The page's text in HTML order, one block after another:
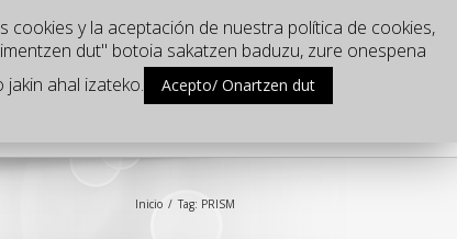
Inicio Tag: PRISM
y la aceptación de nuestra política de cookies,
dut" botoia sakatzen baduzu, zure onespena
ahal izateko.
Acepto/ Onartzen dut